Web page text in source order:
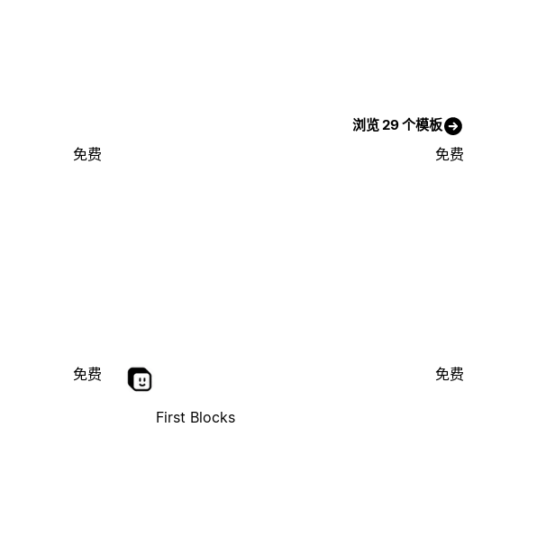
浏览 29 个模板
免费 免费
免费
First Blocks
免费